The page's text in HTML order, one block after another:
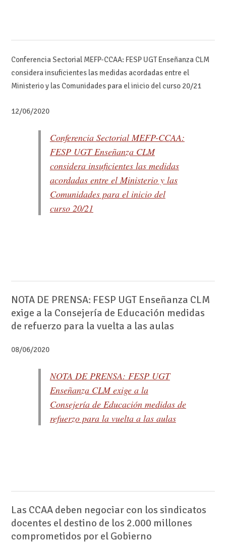
Conferencia Sectorial MEFP-CCAA: FESP UGT Enseñanza CLM
considera insuficientes las medidas acordadas entre el
Ministerio y las Comunidades para el inicio del curso 20/21
12/06/2020
Conferencia Sectorial MEFP-CCAA:
FESP UGT Enseñanza CLM
considera insuficientes las medidas
acordadas entre el Ministerio y las
Comunidades para el inicio del
curso 20/21
NOTA DE PRENSA: FESP UGT Enseñanza CLM
exige a la Consejería de Educación medidas
de refuerzo para la vuelta a las aulas
08/06/2020
NOTA DE PRENSA: FESP UGT
Enseñanza CLM exige a la
Consejería de Educación medidas de
refuerzo para la vuelta a las aulas
Las CCAA deben negociar con los sindicatos
docentes el destino de los 2.000 millones
comprometidos por el Gobierno